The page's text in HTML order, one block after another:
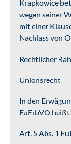
Krapkowice
wegen seiner
mit einer
Nachlass von
Rechtlicher
Unionsrecht
In den
EuErbVO heißt
Art. 5 Abs. 1